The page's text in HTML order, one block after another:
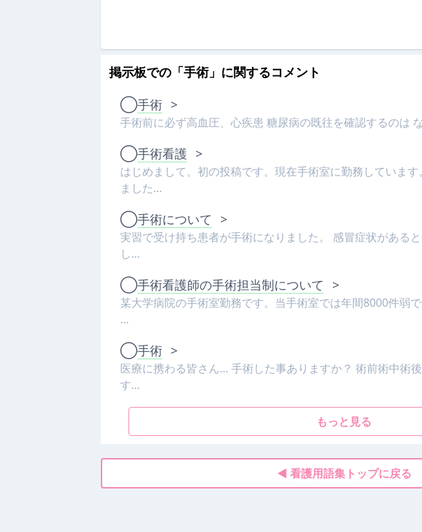
掲示板での「手術」に関するコメント
◯手術 >
手術前に必ず高血圧、心疾患 糖尿病の既往を確認するのは
◯手術看護 >
はじめまして。初の投稿です。現在手術室に勤務していま
ました…
◯手術について >
実習で受け持ち患者が手術になりました。 感冒症状がある
し…
◯手術看護師の手術担当制について >
某大学病院の手術室勤務です。当手術室では年間8000件弱
…
◯手術 >
医療に携わる皆さん… 手術した事ありますか？ 術前術中術
す…
もっと見る
◀ 看護用語集トップに戻る